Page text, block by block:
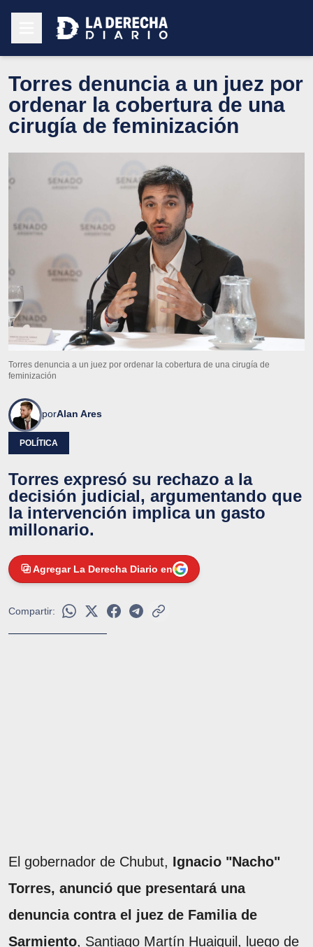
Torres denuncia a un juez por
ordenar la cobertura de una
cirugía de feminización
Torres denuncia a un juez por ordenar la cobertura de una cirugía de
feminización
porAlan Ares
POLÍTICA
Torres expresó su rechazo a la
decisión judicial, argumentando que
la intervención implica un gasto
millonario.
Agregar La Derecha Diario en
Compartir:
El gobernador de Chubut, Ignacio "Nacho"
Torres, anunció que presentará una
denuncia contra el juez de Familia de
Sarmiento, Santiago Martín Huaiquil, luego de